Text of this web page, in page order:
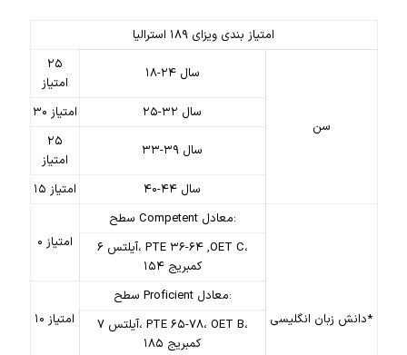
امتیاز بندی ویزای ۱۸۹ استرالیا
۲۵
امتیاز
۱۸-۲۴ سال
سن
۳۰ امتیاز
۲۵-۳۲ سال
۲۵
امتیاز
۳۳-۳۹ سال
۱۵ امتیاز ۴۰-۴۴ سال
۰ امتیاز
سطح Competent معادل:
دانش زبان انگلیسی*
آیلتس ۶، PTE ۳۶-۶۴ ,OET C،
کمبریج ۱۵۴
۱۰ امتیاز
سطح Proficient معادل:
آیلتس ۷، PTE ۶۵-۷۸، OET B،
کمبریج ۱۸۵